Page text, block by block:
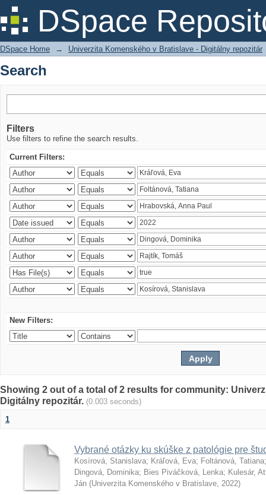
DSpace
Search
DSpace Home → Univerzita Komenského v Bratislave - Digitálny repozitár
Search
Filters
Use filters to refine the search results.
Current Filters:
New Filters:
Showing 2 out of a total of 2 results for community:
Digitálny repozitár. (0.003 seconds)
1
Vybrané otázky ku skúške z patológie pre
Kosírová, Stanislava; Kráľová, Eva; Foltánová, Tatiana
Dingová, Dominika; Bies Piváčková, Lenka; Kulesár,
Ján (Univerzita Komenského v Bratislave, 2022)